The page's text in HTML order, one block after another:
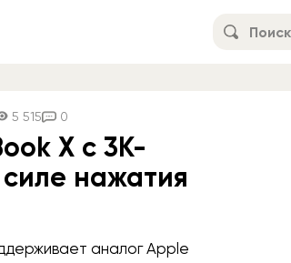
5 515 0
X с 3K-
нажатия
аналог Apple